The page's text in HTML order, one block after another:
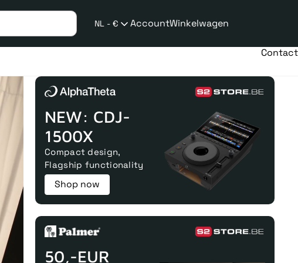
NL - €
taalwijziging
AccountWinkelwagen
Contact
NEW: CDJ-
1500X
Compact design,
Flagship functionality
Shop now
50,-EUR